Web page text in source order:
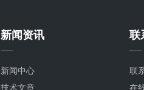
新闻资讯
新闻中心
技术文章
联
联
在